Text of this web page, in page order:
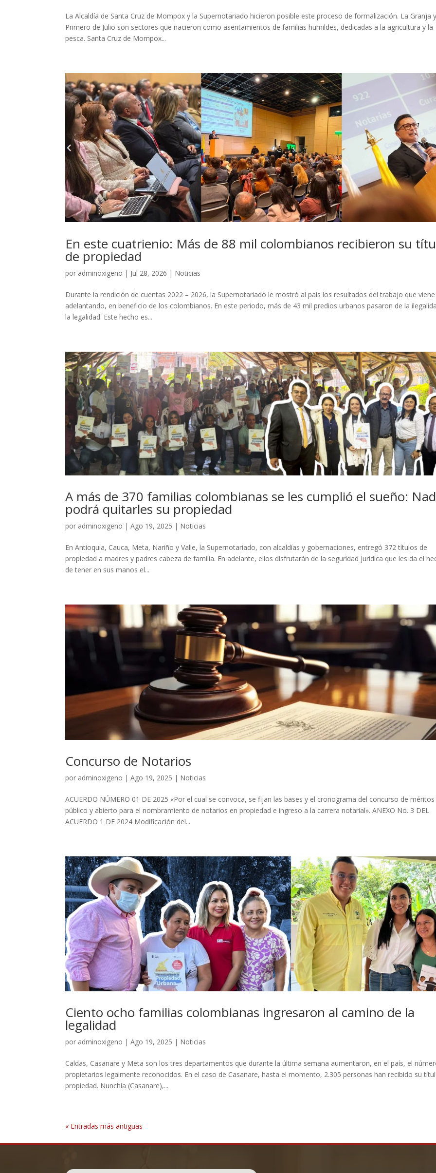
La Alcaldía de Santa Cruz de Mompox y la Supernotariado hicieron posible este proceso de formalización. La Granja
Primero de Julio son sectores que nacieron como asentamientos de familias humildes, dedicadas a la agricultura y la
pesca. Santa Cruz de Mompox...
En este cuatrienio: Más de 88 mil colombianos recibieron su
de propiedad
por adminoxigeno | Jul 28, 2026 | Noticias
Durante la rendición de cuentas 2022 – 2026, la Supernotariado le mostró al país los resultados del trabajo que viene
adelantando, en beneficio de los colombianos. En este periodo, más de 43 mil predios urbanos pasaron de la
la legalidad. Este hecho es...
A más de 370 familias colombianas se les cumplió el sueño:
podrá quitarles su propiedad
por adminoxigeno |Ago 19, 2025 | Noticias
En Antioquia, Cauca, Meta, Nariño y Valle, la Supernotariado, con alcaldías y gobernaciones, entregó 372 títulos de
propiedad a madres y padres cabeza de familia. En adelante, ellos disfrutarán de la seguridad jurídica que les da el
de tener en sus manos el...
Concurso de Notarios
por adminoxigeno |Ago 19, 2025 | Noticias
ACUERDO NÚMERO 01 DE 2025 «Por el cual se convoca, se fijan las bases y el cronograma del concurso de méritos
público y abierto para el nombramiento de notarios en propiedad e ingreso a la carrera notarial». ANEXO No. 3 DEL
ACUERDO 1 DE 2024 Modificación del...
Ciento ocho familias colombianas ingresaron al camino de la
legalidad
por adminoxigeno |Ago 19, 2025 | Noticias
Caldas, Casanare y Meta son los tres departamentos que durante la última semana aumentaron, en el país, el
propietarios legalmente reconocidos. En el caso de Casanare, hasta el momento, 2.305 personas han recibido su
propiedad. Nunchía (Casanare),...
« Entradas más antiguas